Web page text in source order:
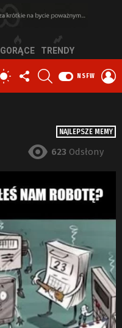
GORĄCE TRENDY
PRZEŁĄCZ
SKÓRKĘ
OBSERWUJ
NAS
NSFW
NAJLEPSZE MEMY
623 Odsłony